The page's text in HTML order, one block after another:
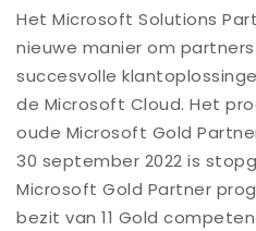
Het Microsoft Solutions
nieuwe manier om
succesvolle
de Microsoft Cloud. Het
oude Microsoft Gold
30 september 2022 is
Microsoft Gold Partner
bezit van 11 Gold